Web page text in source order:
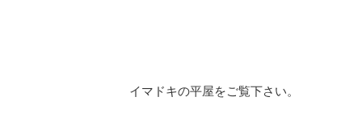
イマドキの平屋をご覧下さい。